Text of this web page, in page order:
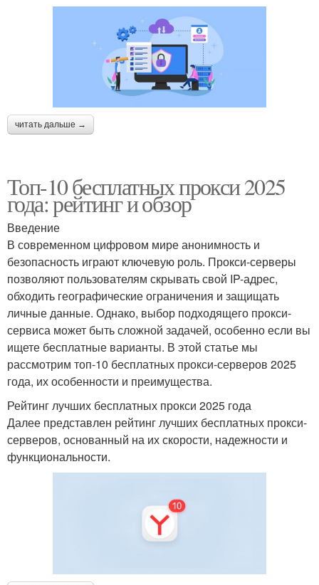
читать дальше →
Топ-10 бесплатных прокси 2025
года: рейтинг и обзор
Введение
В современном цифровом мире анонимность и
безопасность играют ключевую роль. Прокси-серверы
позволяют пользователям скрывать свой IP-адрес,
обходить географические ограничения и защищать
личные данные. Однако, выбор подходящего прокси-
сервиса может быть сложной задачей, особенно если вы
ищете бесплатные варианты. В этой статье мы
рассмотрим топ-10 бесплатных прокси-серверов 2025
года, их особенности и преимущества.
Рейтинг лучших бесплатных прокси 2025 года
Далее представлен рейтинг лучших бесплатных прокси-
серверов, основанный на их скорости, надежности и
функциональности.